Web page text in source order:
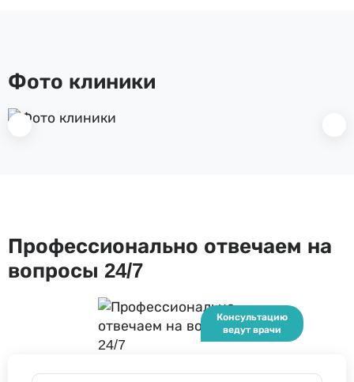
Фото клиники
Профессионально отвечаем на
вопросы 24/7